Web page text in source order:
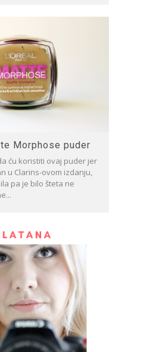
Morphose puder
ću koristiti ovaj puder jer
u Clarins-ovom izdanju,
pa je bilo šteta ne